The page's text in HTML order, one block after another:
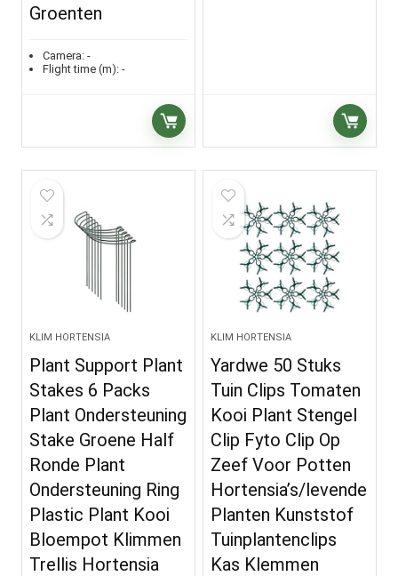
Groenten
Camera: -
Flight time (m): -
KLIM HORTENSIA
Plant Support Plant
Stakes 6 Packs
Plant Ondersteuning
Stake Groene Half
Ronde Plant
Ondersteuning Ring
Plastic Plant Kooi
Bloempot Klimmen
Trellis Hortensia
KLIM HORTENSIA
Yardwe 50 Stuks
Tuin Clips Tomaten
Kooi Plant Stengel
Clip Fyto Clip Op
Zeef Voor Potten
Hortensia’s/levende
Planten Kunststof
Tuinplantenclips
Kas Klemmen